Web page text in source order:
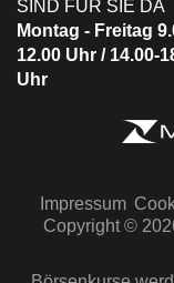
SIND FÜR SIE DA
Montag - Freitag
12.00 Uhr / 14.00-
Uhr
Impressum
Copyright ©